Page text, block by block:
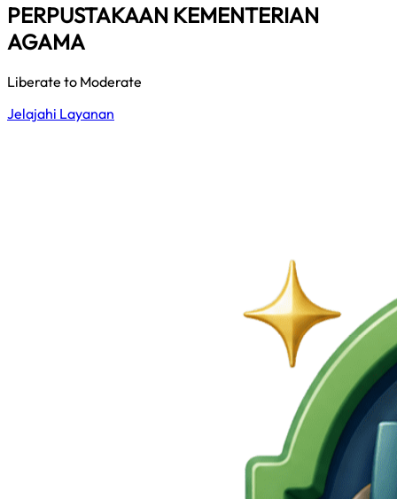
PERPUSTAKAAN KEMENTERIAN
AGAMA
Liberate to Moderate
Jelajahi Layanan